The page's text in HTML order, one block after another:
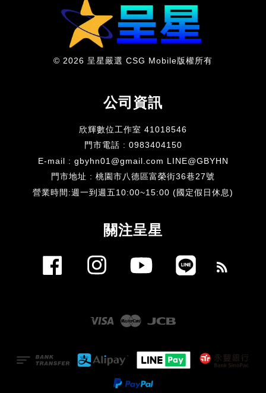
© 2026 呈星嚴選 CSG Mobile版權所有
公司資訊
欣輝數位工作室 41018546
門市電話 : 0983404150
E-mail : gbyhn01@gmail.com LINE@GBYHN
門市地址 : 桃園市八德區富榮街36巷27號
​營業時間:週一到週五10:00~15:00 (國定假日休息)
關注呈星
Facebook Instagram YouTube
Visa Master